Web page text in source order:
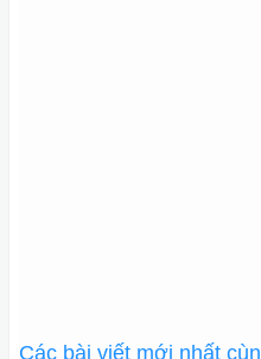
Các bài viết mới nhất